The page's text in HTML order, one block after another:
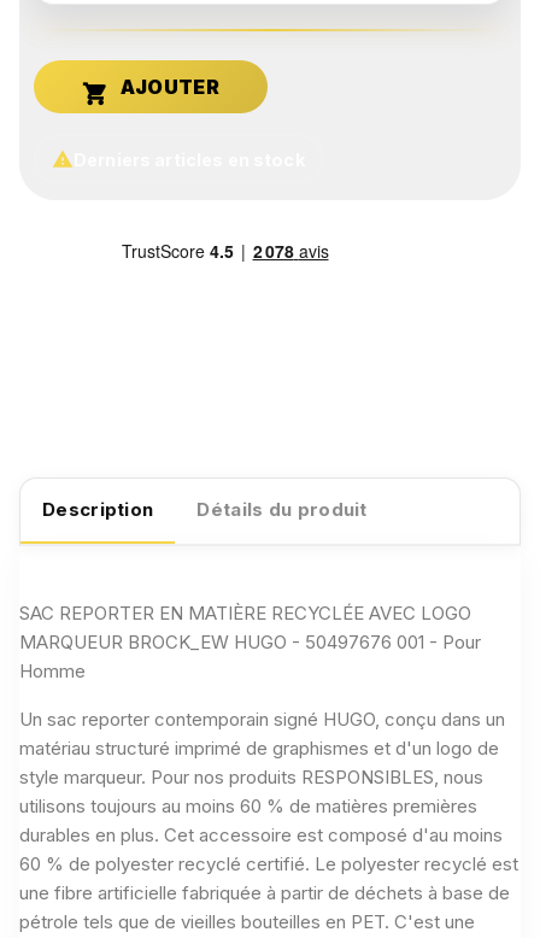


Description Détails du produit
SAC REPORTER EN MATIÈRE RECYCLÉE AVEC LOGO
MARQUEUR BROCK_EW HUGO - 50497676 001 - Pour
Homme
Un sac reporter contemporain signé HUGO, conçu dans un
matériau structuré imprimé de graphismes et d'un logo de
style marqueur. Pour nos produits RESPONSIBLES, nous
utilisons toujours au moins 60 % de matières premières
durables en plus. Cet accessoire est composé d'au moins
60 % de polyester recyclé certifié. Le polyester recyclé est
une fibre artificielle fabriquée à partir de déchets à base de
pétrole tels que de vieilles bouteilles en PET. C'est une